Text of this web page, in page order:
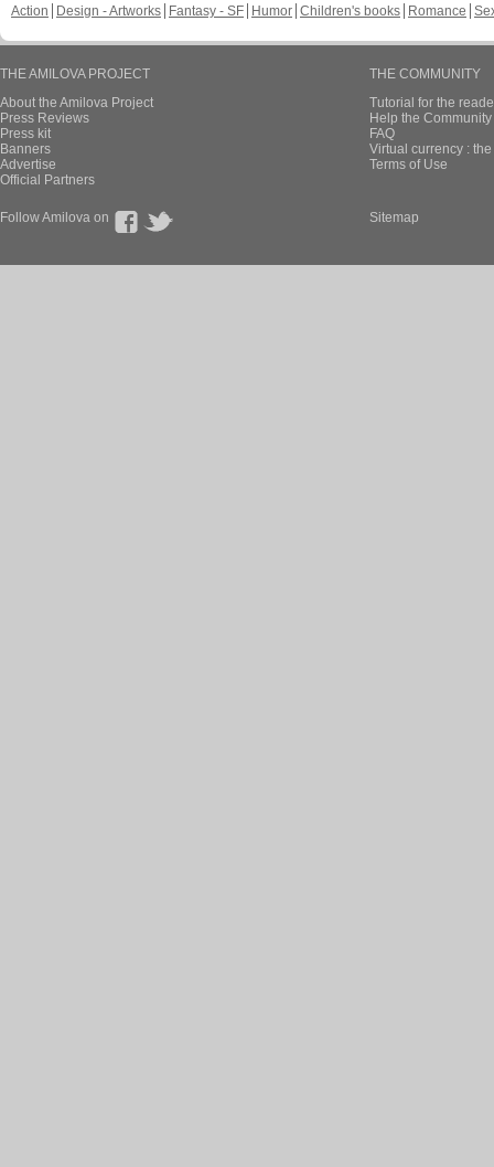
Action
Design - Artworks Fantasy - SF Humor Children's books Romance
THE AMILOVA PROJECT
About the Amilova Project
Press Reviews
Press kit
Banners
Advertise
Official Partners
THE COMMUNITY
Tutorial for the
Help the
FAQ
Virtual currency :
Terms of Use
Follow Amilova on Sitemap